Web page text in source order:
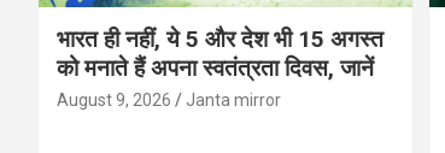
भारत ही नहीं, ये 5 और देश भी 15 अगस्त
को मनाते हैं अपना स्वतंत्रता दिवस, जानें
August 9, 2026 Janta mirror